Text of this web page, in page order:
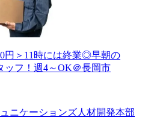
円＞11時には終業◎早朝の
ッフ！週4～OK＠長岡市
ニケーションズ人材開発本部